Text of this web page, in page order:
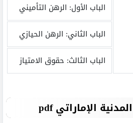
الباب الأول: الرهن التأميني
الباب الثاني: الرهن الحيازي
الباب الثالث: حقوق الامتياز
الإماراتيpdf